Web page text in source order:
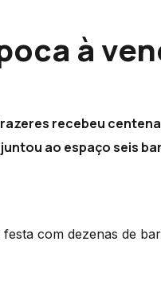
à
recebeu
ao espaço seis
com dezenas de